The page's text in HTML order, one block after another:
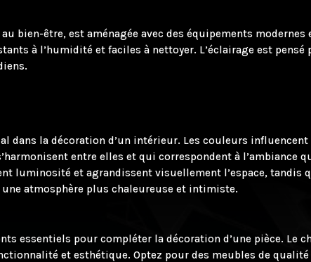
au bien-être, est aménagée avec des équipements
à l’humidité et faciles à nettoyer. L’éclairage est
dans la décoration d’un intérieur. Les couleurs influencent
entre elles et qui correspondent à l’ambiance
luminosité et agrandissent visuellement l’espace, tandis
atmosphère plus chaleureuse et intimiste.
essentiels pour compléter la décoration d’une pièce. Le
et esthétique. Optez pour des meubles de